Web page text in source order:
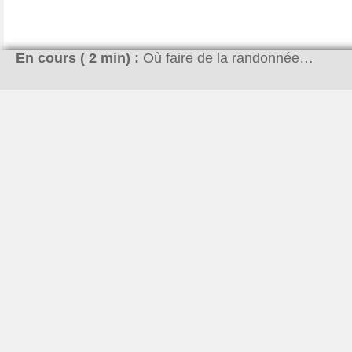
En cours ( 2 min) : Où faire de la randonnée…